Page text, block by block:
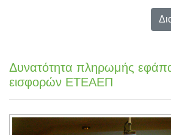
Δυνατότητα πληρωμής
εισφορών ΕΤΕΑΕΠ